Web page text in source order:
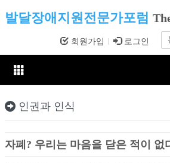
발달장애지원전문가포럼
회원가입 로그인
인권과 인식
자폐? 우리는 마음을 닫은 적이 없